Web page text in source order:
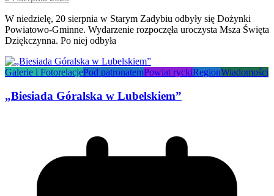
W niedzielę, 20 sierpnia w Starym Zadybiu odbyły się Dożynki
Powiatowo-Gminne. Wydarzenie rozpoczęła uroczysta Msza Święta
Dziękczynna. Po niej odbyła
Galerie i FotorelacjePod patronatemPowiat ryckiRegionWiadomości
„Biesiada Góralska w Lubelskiem”